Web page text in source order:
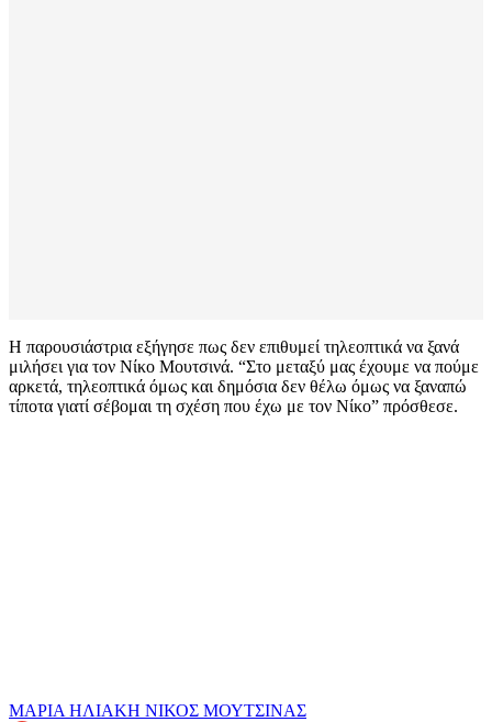
Η παρουσιάστρια εξήγησε πως δεν επιθυμεί τηλεοπτικά να ξανά
μιλήσει για τον Νίκο Μουτσινά. “Στο μεταξύ μας έχουμε να πούμε
αρκετά, τηλεοπτικά όμως και δημόσια δεν θέλω όμως να ξαναπώ
τίποτα γιατί σέβομαι τη σχέση που έχω με τον Νίκο” πρόσθεσε.
ΜΑΡΙΑ ΗΛΙΑΚΗ ΝΙΚΟΣ ΜΟΥΤΣΙΝΑΣ